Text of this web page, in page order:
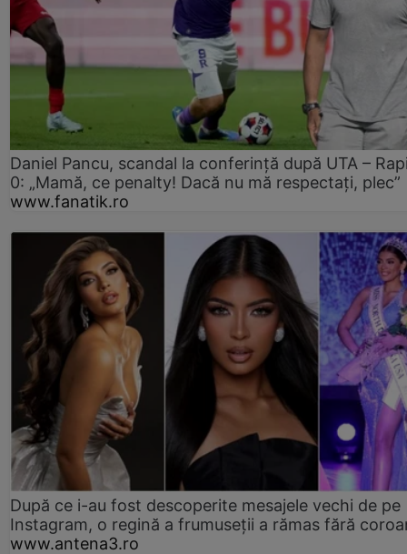
Daniel Pancu, scandal la conferință după UTA –
0: „Mamă, ce penalty! Dacă nu mă respectați, plec”
www.fanatik.ro
După ce i-au fost descoperite mesajele vechi de pe
Instagram, o regină a frumuseții a rămas fără
www.antena3.ro